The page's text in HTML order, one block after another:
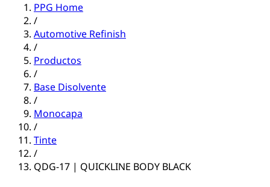
PPG Home
/
Automotive Refinish
/
Productos
/
Base Disolvente
/
Monocapa
/
Tinte
/
QDG-17 | QUICKLINE BODY BLACK